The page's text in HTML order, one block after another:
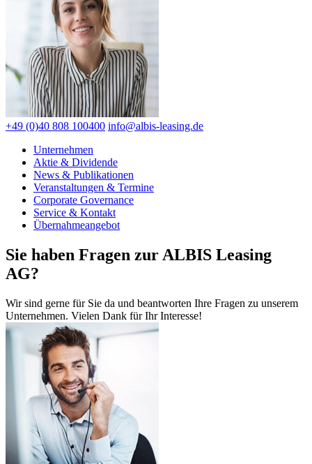
+49 (0)40 808 100400 info@albis-leasing.de
Unternehmen
Aktie & Dividende
News & Publikationen
Veranstaltungen & Termine
Corporate Governance
Service & Kontakt
Übernahmeangebot
Sie haben Fragen zur ALBIS Leasing
AG?
Wir sind gerne für Sie da und beantworten Ihre Fragen zu unserem
Unternehmen. Vielen Dank für Ihr Interesse!